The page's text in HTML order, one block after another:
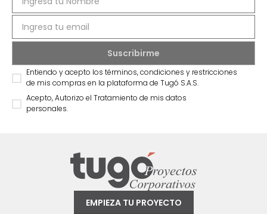
Entiendo y acepto los términos, condiciones y restricciones
de mis compras en la plataforma de Tugó S.A.S.
Acepto, Autorizo el Tratamiento de mis datos
personales.
EMPIEZA TU PROYECTO